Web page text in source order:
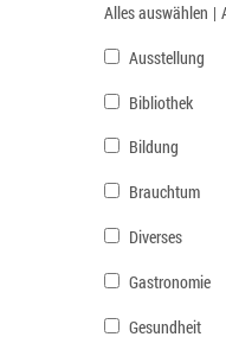
Alles auswählen |
Ausstellung
Bibliothek
Bildung
Brauchtum
Diverses
Gastronomie
Gesundheit